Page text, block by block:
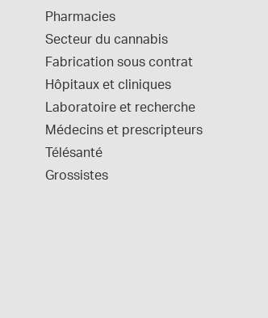
Pharmacies
Secteur du cannabis
Fabrication sous contrat
Hôpitaux et cliniques
Laboratoire et recherche
Médecins et prescripteurs
Télésanté
Grossistes